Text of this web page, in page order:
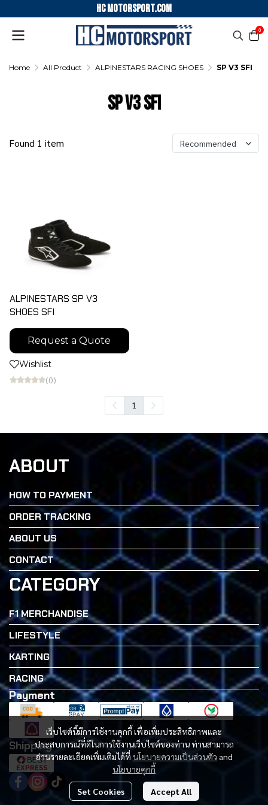
HC motorsport.COM
0
Home All Product ALPINESTARS RACING SHOES SP V3 SFI
SP V3 SFI
Found 1 item Recommended
ALPINESTARS SP V3
SHOES SFI
Request a Quote
Wishlist
(0)
1
เว็บไซต์นี้มีการใช้งานคุกกี้ เพื่อเพิ่มประสิทธิภาพและ
ประสบการณ์ที่ดีในการใช้งานเว็บไซต์ของท่าน ท่านสามารถ
อ่านรายละเอียดเพิ่มเติมได้ที่ นโยบายความเป็นส่วนตัว and
นโยบายคุกกี้
Set Cookies Accept All
ABOUT
HOW TO PAYMENT
ORDER TRACKING
ABOUT US
CONTACT
CATEGORY
F1 MERCHANDISE
LIFESTYLE
KARTING
RACING
Payment
Shipping